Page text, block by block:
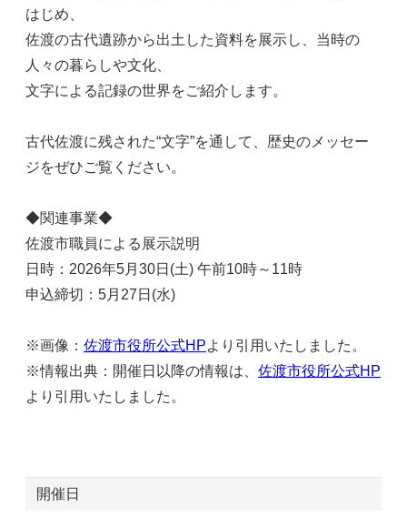
はじめ、
佐渡の古代遺跡から出土した資料を展示し、当時の
人々の暮らしや文化、
文字による記録の世界をご紹介します。
古代佐渡に残された“文字”を通して、歴史のメッセー
ジをぜひご覧ください。
◆関連事業◆
佐渡市職員による展示説明
日時：2026年5月30日(土) 午前10時～11時
申込締切：5月27日(水)
※画像： 佐渡市役所公式HPより引用いたしました。
※情報出典：開催日以降の情報は、 佐渡市役所公式HP
より引用いたしました。
開催日